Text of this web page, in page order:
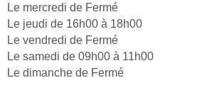
Le mercredi de Fermé
Le jeudi de 16h00 à 18h00
Le vendredi de Fermé
Le samedi de 09h00 à 11h00
Le dimanche de Fermé